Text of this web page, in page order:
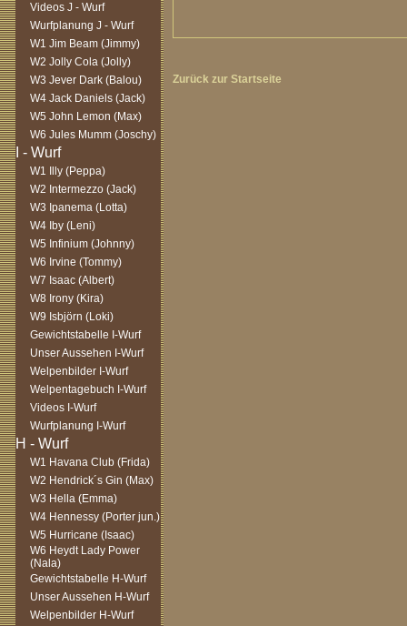
Videos J - Wurf
Wurfplanung J - Wurf
W1 Jim Beam (Jimmy)
W2 Jolly Cola (Jolly)
W3 Jever Dark (Balou)
W4 Jack Daniels (Jack)
W5 John Lemon (Max)
W6 Jules Mumm (Joschy)
W1 Illy (Peppa)
W2 Intermezzo (Jack)
W3 Ipanema (Lotta)
W4 Iby (Leni)
W5 Infinium (Johnny)
W6 Irvine (Tommy)
W7 Isaac (Albert)
W8 Irony (Kira)
W9 Isbjörn (Loki)
Gewichtstabelle I-Wurf
Unser Aussehen I-Wurf
Welpenbilder I-Wurf
Welpentagebuch I-Wurf
Videos I-Wurf
Wurfplanung I-Wurf
W1 Havana Club (Frida)
W2 Hendrick´s Gin (Max)
W3 Hella (Emma)
W4 Hennessy (Porter jun.)
W5 Hurricane (Isaac)
W6 Heydt Lady Power
(Nala)
Gewichtstabelle H-Wurf
Unser Aussehen H-Wurf
Welpenbilder H-Wurf
Zurück zur Startseite